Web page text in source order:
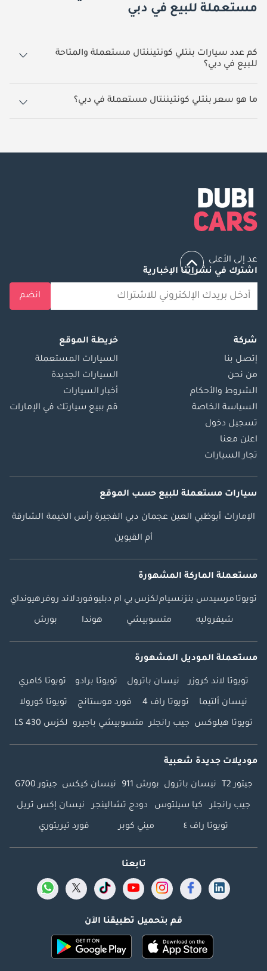
مستعملة للبيع في دبي
كم عدد سيارات بنتلي كونتيننتال مستعملة والمتاحة
للبيع في دبي؟
18 سيارة بنتلي كونتيننتال مستعملة متوفرة للبيع في دبي.
ما هو سعر بنتلي كونتيننتال مستعملة في دبي؟
يبدأ سعر سيارة بنتلي كونتيننتال مستعملة في دبي 67,800.
عد إلى الأعلى
اشترك في نشراتنا الإخبارية
انضم
شركة
إتصل بنا
من نحن
الشروط والأحكام
السياسة الخاصة
تسجيل دخول
اعلن معنا
تجار السيارات
خريطة الموقع
السيارات المستعملة
السيارات الجديدة
أخبار السيارات
قم ببيع سيارتك في الإمارات
سيارات مستعملة للبيع حسب الموقع
الإمارات أبوظبي العين عجمان دبي الفجيرة رأس الخيمة الشارقة
أم القيوين
مستعملة الماركة المشهورة
تويوتا مرسيدس بنزنسياملكزس بي ام دبليوفوردلاند روفرهيونداي
شيفروليه متسوبيشي هوندا بورش
مستعملة الموديل المشهورة
تويوتا لاند كروزر نيسان باترول تويوتا برادو تويوتا كامري
نيسان ألتيما تويوتا راف 4 فورد موستانج تويوتا كورولا
تويوتا هيلوكس جيب رانجلر متسوبيشي باجيرو لكزس LS 430
موديلات جديدة شعبية
جيتور T2 نيسان باترول بورش 911 نيسان كيكس جيتور G700
جيب رانجلر كيا سيلتوس دودج تشالينجر نيسان إكس تريل
تويوتا راف ٤ ميني كوبر فورد تيريتوري
تابعنا
قم بتحميل تطبيقنا الآن